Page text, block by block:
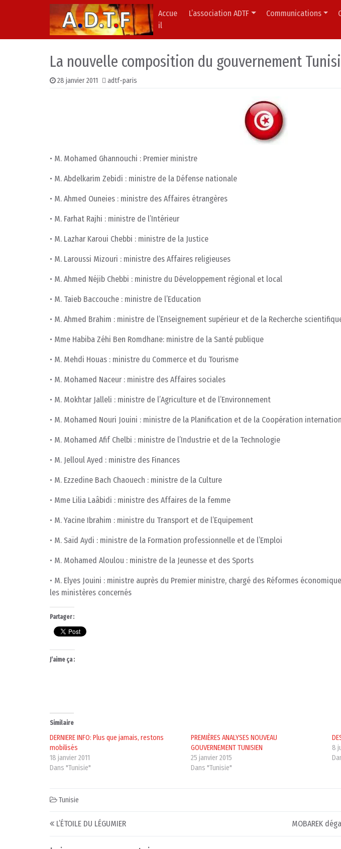
Skip to content
Main Navigation
Accue
il
L’association ADTF Communications
La nouvelle composition du gouvernement
28 janvier 2011 adtf-paris
• M. Mohamed Ghannouchi : Premier ministre
• M. Abdelkarim Zebidi : ministre de la Défense nationale
• M. Ahmed Ouneies : ministre des Affaires étrangères
• M. Farhat Rajhi : ministre de l’Intérieur
• M. Lazhar Karoui Chebbi : ministre de la Justice
• M. Laroussi Mizouri : ministre des Affaires religieuses
• M. Ahmed Néjib Chebbi : ministre du Développement régional et local
• M. Taieb Baccouche : ministre de l’Education
• M. Ahmed Brahim : ministre de l’Enseignement supérieur et de la Recherche
• Mme Habiba Zéhi Ben Romdhane: ministre de la Santé publique
• M. Mehdi Houas : ministre du Commerce et du Tourisme
• M. Mohamed Naceur : ministre des Affaires sociales
• M. Mokhtar Jalleli : ministre de l’Agriculture et de l’Environnement
• M. Mohamed Nouri Jouini : ministre de la Planification et de la Coopération
• M. Mohamed Afif Chelbi : ministre de l’Industrie et de la Technologie
• M. Jelloul Ayed : ministre des Finances
• M. Ezzedine Bach Chaouech : ministre de la Culture
• Mme Lilia Laâbidi : ministre des Affaires de la femme
• M. Yacine Ibrahim : ministre du Transport et de l’Equipement
• M. Saïd Aydi : ministre de la Formation professionnelle et de l’Emploi
• M. Mohamed Aloulou : ministre de la Jeunesse et des Sports
• M. Elyes Jouini : ministre auprès du Premier ministre, chargé des Réformes
les ministères concernés
Partager :
J’aime ça :
Similaire
DERNIERE INFO: Plus que jamais, restons
mobilisés
18 janvier 2011
Dans "Tunisie"
PREMIÈRES ANALYSES NOUVEAU
GOUVERNEMENT TUNISIEN
25 janvier 2015
Dans "Tunisie"
8
Tunisie
Post navigation
L’ÉTOILE DU LÉGUMIER MOBAREK